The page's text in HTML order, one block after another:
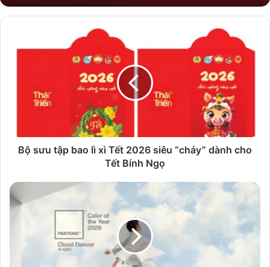
sưu
siêu
“cháy”
Tết
Bính
Ngọ
Bộ sưu tập bao lì xì Tết 2026 siêu “cháy” dành cho
Tết Bính Ngọ
PANTONE
11-